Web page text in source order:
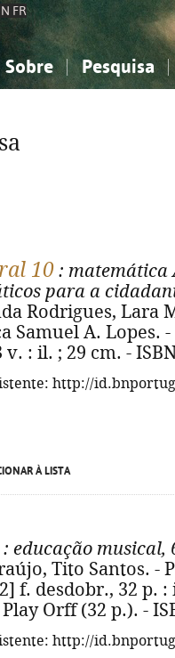
FR
Sobre Pesquisa
Ciências sociais...
Ciências sociais...
10 : matemática
para a
Rodrigues, Lara
Samuel A. Lopes.
v. : il. ; 29 cm. -
http://
À LISTA
: educação musical,
Tito Santos. -
f. desdobr., 32 p.
Orff (32 p.). -
http://